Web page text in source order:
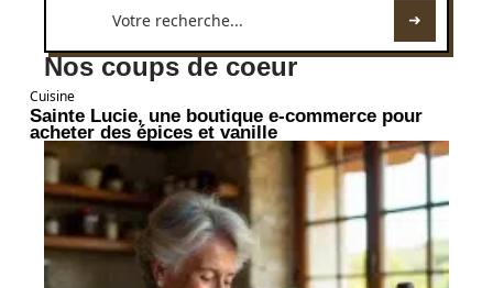
Nos coups de coeur
Cuisine
Sainte Lucie, une boutique e-commerce pour
acheter des épices et vanille